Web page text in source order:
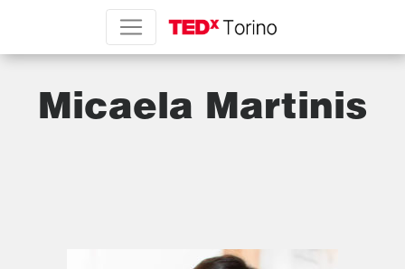
Micaela Martinis